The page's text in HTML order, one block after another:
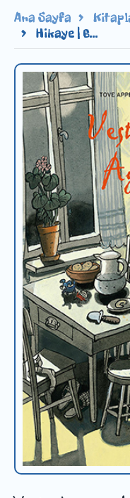
Ana Sayfa
Hikaye | 6...